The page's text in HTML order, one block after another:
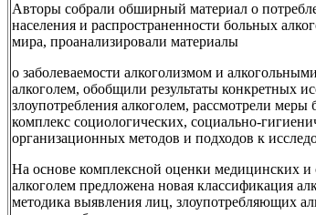
Авторы собрали обширный материал о
населения и распространенности больных
мира, проанализировали материалы
о заболеваемости алкоголизмом и
алкоголем, обобщили результаты конкретных
злоупотребления алкоголем, рассмотрели
комплекс социологических, социально-
организационных методов и подходов к
На основе комплексной оценки медицинских и
алкоголем предложена новая классификация
методика выявления лиц, злоупотребляющих